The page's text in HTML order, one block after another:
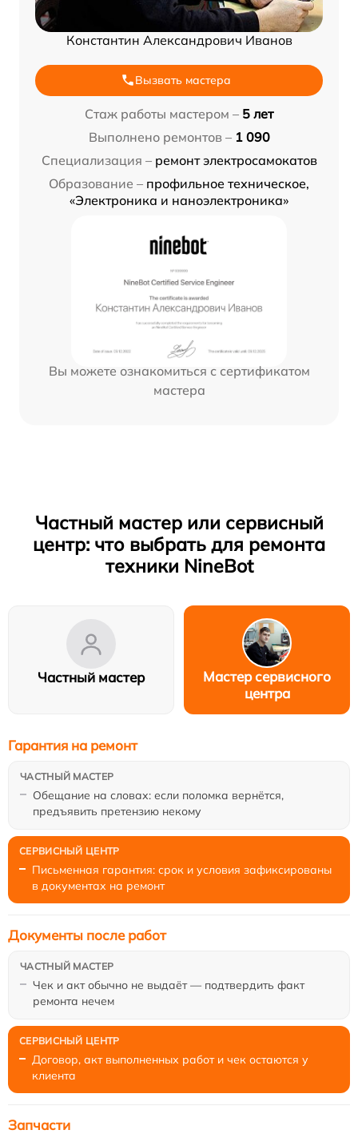
Константин Александрович Иванов
Вызвать мастера
Стаж работы мастером – 5 лет
Выполнено ремонтов – 1 090
Специализация – ремонт электросамокатов
Образование – профильное техническое,
«Электроника и наноэлектроника»
Вы можете ознакомиться с сертификатом
мастера
Частный мастер или сервисный
центр: что выбрать для ремонта
техники NineBot
Частный мастер
Мастер сервисного
центра
Обещание на словах: если поломка вернётся,
предъявить претензию некому
Гарантия на ремонт
Письменная гарантия: срок и условия зафиксированы
в документах на ремонт
Чек и акт обычно не выдаёт — подтвердить факт
ремонта нечем
Документы после работ
Договор, акт выполненных работ и чек остаются у
клиента
Запчасти